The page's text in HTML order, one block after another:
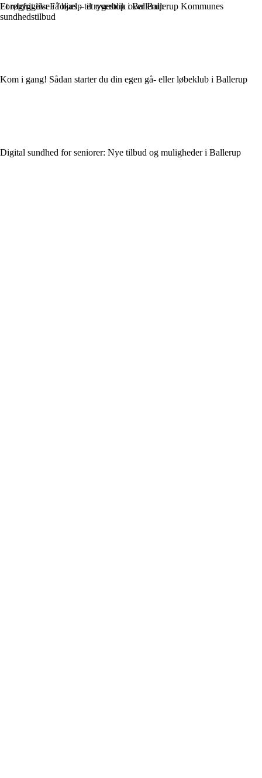
Forebyggelse i fokus – et overblik over Ballerup Kommunes
sundhedstilbud
Kom i gang! Sådan starter du din egen gå- eller løbeklub i Ballerup
Digital sundhed for seniorer: Nye tilbud og muligheder i Ballerup
Et røgfrit liv: Få hjælp til rygestop i Ballerup